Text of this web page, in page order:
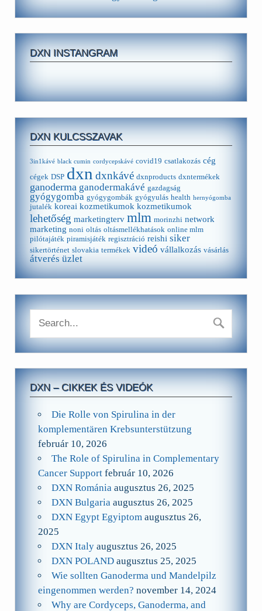
DXN INSTANGRAM
DXN KULCSSZAVAK
3in1kávé black cumin cordycepskávé covid19 csatlakozás cég
cégek DSP dxn dxnkávé dxnproducts dxntermékek
ganoderma ganodermakávé gazdagság
gyógygomba gyógygombák gyógyulás health hernyógomba
jutalék koreai kozmetikumok kozmetikumok
lehetőség marketingterv mlm morinzhi network
marketing noni oltás oltásmellékhatások online mlm
pilótajáték piramisjáték regisztráció reishi siker
sikertörténet slovakia termékek videó vállalkozás vásárlás
átverés üzlet
DXN – CIKKEK ÉS VIDEÓK
Die Rolle von Spirulina in der
komplementären Krebsunterstützung
február 10, 2026
The Role of Spirulina in Complementary
Cancer Support február 10, 2026
DXN Románia augusztus 26, 2025
DXN Bulgaria augusztus 26, 2025
DXN Egypt Egyiptom augusztus 26,
2025
DXN Italy augusztus 26, 2025
DXN POLAND augusztus 25, 2025
Wie sollten Ganoderma und Mandelpilz
eingenommen werden? november 14, 2024
Why are Cordyceps, Ganoderma, and